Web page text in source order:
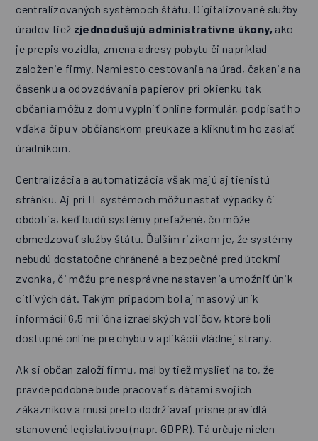
centralizovaných systémoch štátu. Digitalizované služby
úradov tiež zjednodušujú administratívne úkony, ako
je prepis vozidla, zmena adresy pobytu či napríklad
založenie firmy. Namiesto cestovania na úrad, čakania na
časenku a odovzdávania papierov pri okienku tak
občania môžu z domu vyplniť online formulár, podpísať ho
vďaka čipu v občianskom preukaze a kliknutím ho zaslať
úradníkom.
Centralizácia a automatizácia však majú aj tienistú
stránku. Aj pri IT systémoch môžu nastať výpadky či
obdobia, keď budú systémy preťažené, čo môže
obmedzovať služby štátu. Ďalším rizikom je, že systémy
nebudú dostatočne chránené a bezpečné pred útokmi
zvonka, či môžu pre nesprávne nastavenia umožniť únik
citlivých dát. Takým prípadom bol aj masový únik
informácií 6,5 milióna izraelských voličov, ktoré boli
dostupné online pre chybu v aplikácii vládnej strany.
Ak si občan založí firmu, mal by tiež myslieť na to, že
pravdepodobne bude pracovať s dátami svojich
zákazníkov a musí preto dodržiavať prísne pravidlá
stanovené legislatívou (napr. GDPR). Tá určuje nielen